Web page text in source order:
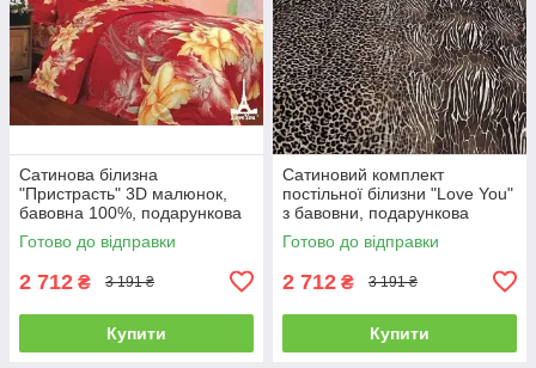
Сатинова білизна
"Пристрасть" 3D малюнок,
бавовна 100%, подарункова
упаковка полуторний
Готово до відправки
2 712 ₴ 3 191 ₴
Купити
Сатиновий комплект
постільної білизни "Love You"
з бавовни, подарункова
упаковка полуторний
Готово до відправки
2 712 ₴ 3 191 ₴
Купити